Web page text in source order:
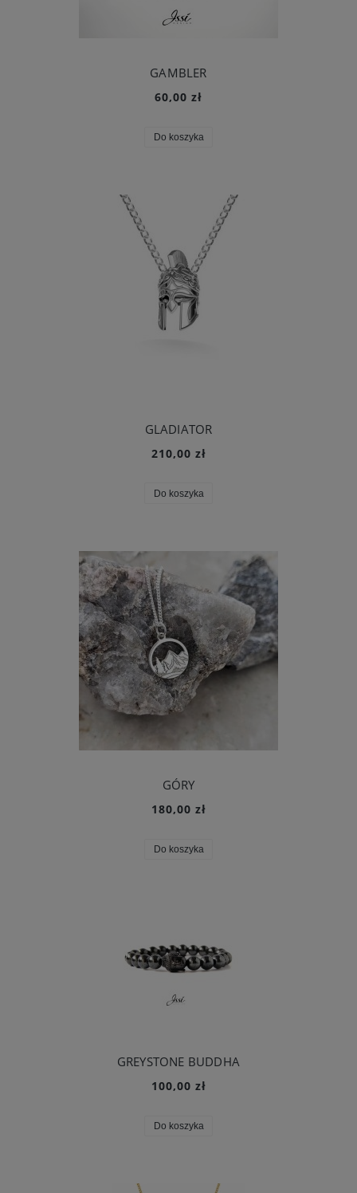
GAMBLER
60,00 zł
Do koszyka
GLADIATOR
210,00 zł
Do koszyka
GÓRY
180,00 zł
Do koszyka
GREYSTONE BUDDHA
100,00 zł
Do koszyka